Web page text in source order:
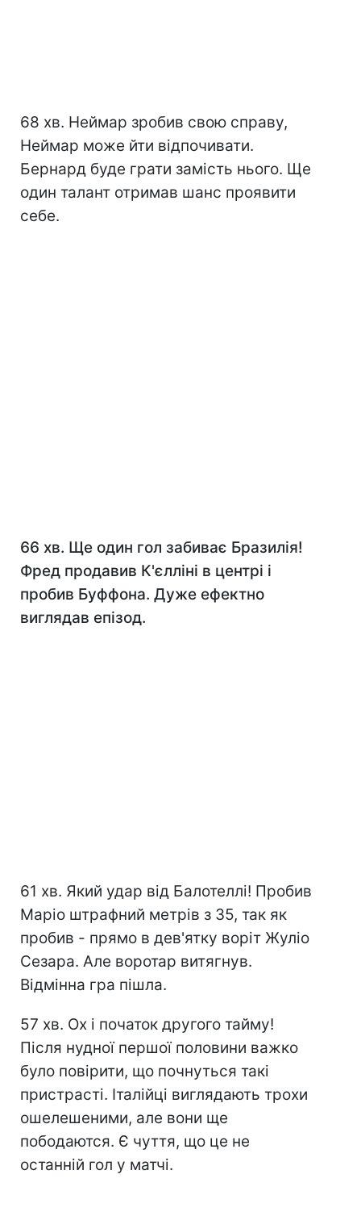
68 хв. Неймар зробив свою справу,
Неймар може йти відпочивати.
Бернард буде грати замість нього. Ще
один талант отримав шанс проявити
себе.
66 хв. Ще один гол забиває Бразилія!
Фред продавив К'єлліні в центрі і
пробив Буффона. Дуже ефектно
виглядав епізод.
61 хв. Який удар від Балотеллі! Пробив
Маріо штрафний метрів з 35, так як
пробив - прямо в дев'ятку воріт Жуліо
Сезара. Але воротар витягнув.
Відмінна гра пішла.
57 хв. Ох і початок другого тайму!
Після нудної першої половини важко
було повірити, що почнуться такі
пристрасті. Італійці виглядають трохи
ошелешеними, але вони ще
пободаются. Є чуття, що це не
останній гол у матчі.